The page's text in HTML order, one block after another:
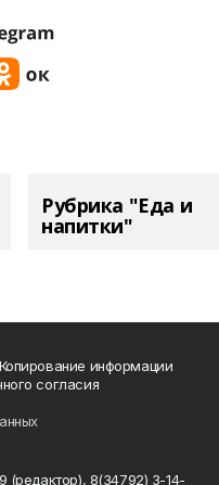
Рубрика "Еда и
напитки"
информации
согласия
(редактор), 8(34792) 3-14-